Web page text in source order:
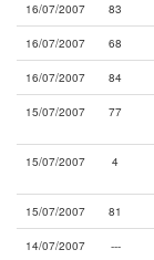
16/07/2007 83
16/07/2007 68
16/07/2007 84
15/07/2007 77
15/07/2007 4
15/07/2007 81
14/07/2007 ---